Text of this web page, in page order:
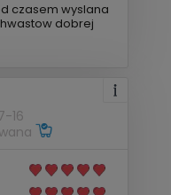
czasem wyslana
dobrej
16